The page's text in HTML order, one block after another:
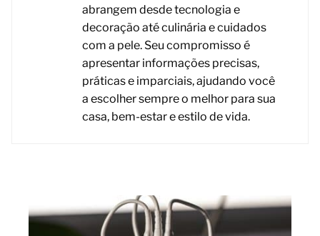
abrangem desde tecnologia e
decoração até culinária e cuidados
com a pele. Seu compromisso é
apresentar informações precisas,
práticas e imparciais, ajudando você
a escolher sempre o melhor para sua
casa, bem-estar e estilo de vida.